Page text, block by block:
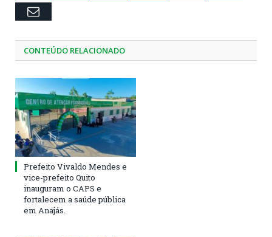
Email
CONTEÚDO RELACIONADO
Prefeito Vivaldo Mendes e
vice-prefeito Quito
inauguram o CAPS e
fortalecem a saúde pública
em Anajás.